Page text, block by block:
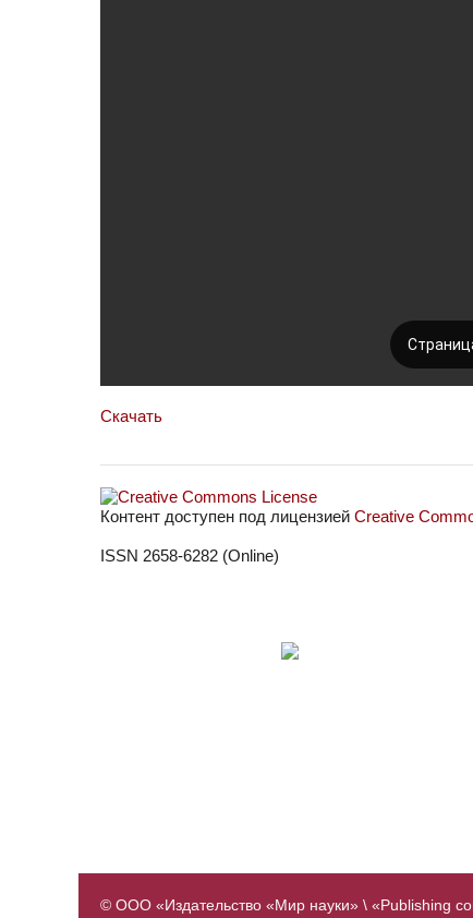
Скачать
Контент доступен под лицензией Creative
ISSN 2658-6282 (Online)
© ООО «Издательство «Мир науки» \ «Publishing